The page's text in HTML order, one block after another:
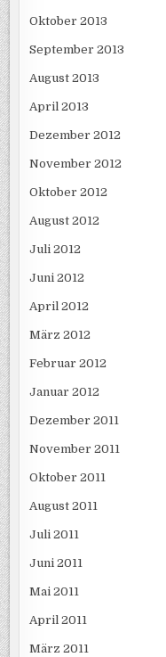
Oktober 2013
September 2013
August 2013
April 2013
Dezember 2012
November 2012
Oktober 2012
August 2012
Juli 2012
Juni 2012
April 2012
März 2012
Februar 2012
Januar 2012
Dezember 2011
November 2011
Oktober 2011
August 2011
Juli 2011
Juni 2011
Mai 2011
April 2011
März 2011